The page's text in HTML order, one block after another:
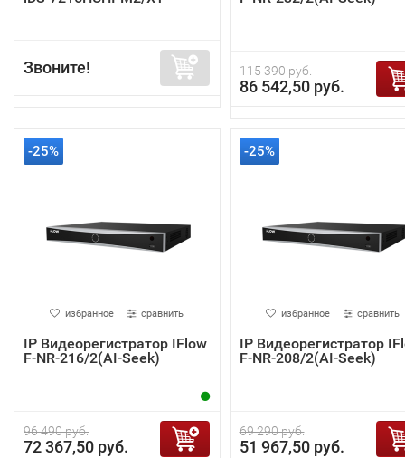
Звоните! 115 390 руб.
86 542,50 руб.
-25%
избранное сравнить
IP Видеорегистратор IFlow
F-NR-216/2(AI-Seek)
96 490 руб.
72 367,50 руб.
-25%
избранное сравнить
IP Видеорегистратор
F-NR-208/2(AI-Seek)
69 290 руб.
51 967,50 руб.